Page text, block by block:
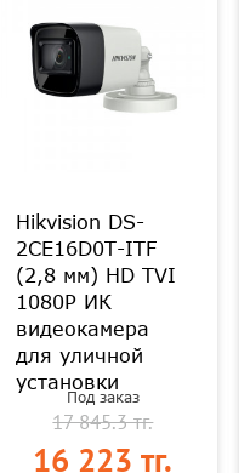
Hikvision DS-
2CE16D0T-ITF
(2,8 мм) HD TVI
1080P ИК
видеокамера
для уличной
установки
Под заказ
17 845.3 тг.
16 223 тг.